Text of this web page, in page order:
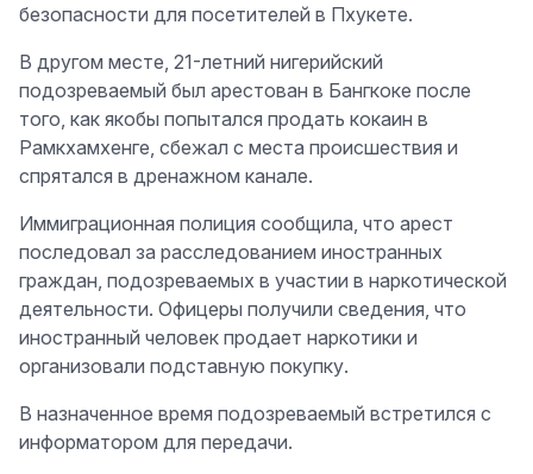
безопасности для посетителей в Пхукете.
В другом месте, 21-летний нигерийский
подозреваемый был арестован в Бангкоке после
того, как якобы попытался продать кокаин в
Рамкхамхенге, сбежал с места происшествия и
спрятался в дренажном канале.
Иммиграционная полиция сообщила, что арест
последовал за расследованием иностранных
граждан, подозреваемых в участии в наркотической
деятельности. Офицеры получили сведения, что
иностранный человек продает наркотики и
организовали подставную покупку.
В назначенное время подозреваемый встретился с
информатором для передачи.